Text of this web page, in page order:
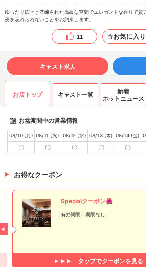
ゆったり広々と洗練された高級な空間でエレガントな香りで貴
夜を忘れられないことをお約束します。
11 ☆お気に入り
キャスト求人
お店トップ キャスト一覧
新着
ホットニュース
お盆期間中の営業情報
08/10 (月)
〇
08/11 (火)
〇
08/12 (水)
〇
08/13 (木)
〇
08/14 (金)
〇
お得なクーポン
Specialクーポン🌺
有効期限：期限なし
タップでクーポンを見る